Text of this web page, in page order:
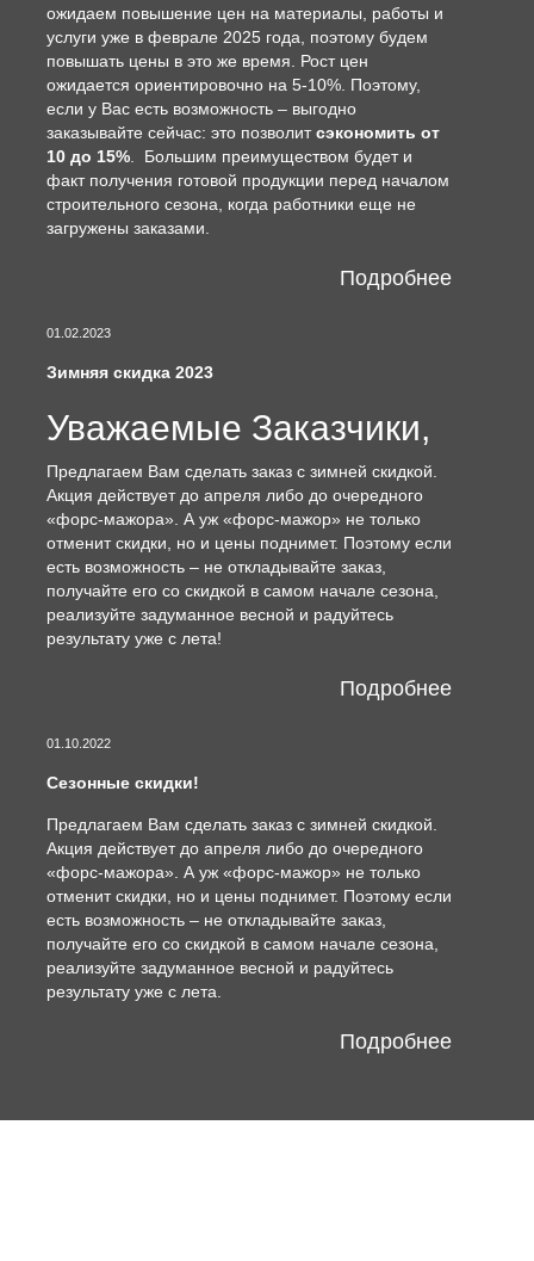
ожидаем повышение цен на материалы, работы и
услуги уже в феврале 2025 года, поэтому будем
повышать цены в это же время. Рост цен
ожидается ориентировочно на 5-10%. Поэтому,
если у Вас есть возможность – выгодно
заказывайте сейчас: это позволитсэкономить от
10 до 15% . Большим преимуществом будет и
факт получения готовой продукции перед началом
строительного сезона, когда работники еще не
загружены заказами.
Подробнее
01.02.2023
Зимняя скидка 2023
Уважаемые Заказчики,
Предлагаем Вам сделать заказ с зимней скидкой.
Акция действует до апреля либо до очередного
«форс-мажора». А уж «форс-мажор» не только
отменит скидки, но и цены поднимет. Поэтому если
есть возможность – не откладывайте заказ,
получайте его со скидкой в самом начале сезона,
реализуйте задуманное весной и радуйтесь
результату уже с лета!
Подробнее
01.10.2022
Сезонные скидки!
Предлагаем Вам сделать заказ с зимней скидкой.
Акция действует до апреля либо до очередного
«форс-мажора». А уж «форс-мажор» не только
отменит скидки, но и цены поднимет. Поэтому если
есть возможность – не откладывайте заказ,
получайте его со скидкой в самом начале сезона,
реализуйте задуманное весной и радуйтесь
результату уже с лета.
Подробнее